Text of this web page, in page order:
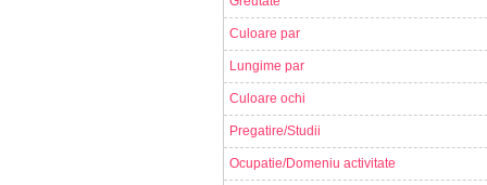
Culoare par
Lungime par
Culoare ochi
Pregatire/Studii
Ocupatie/Domeniu activitate